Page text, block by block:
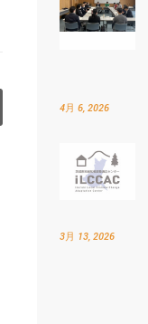
4月 6, 2026
3月 13, 2026